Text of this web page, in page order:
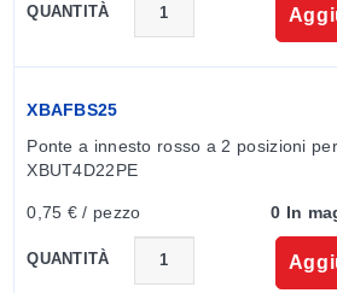
QUANTITÀ
XBAFBS25
Ponte a innesto rosso a 2 posizioni
XBUT4D22PE
0,75 € / pezzo 0 In
QUANTITÀ